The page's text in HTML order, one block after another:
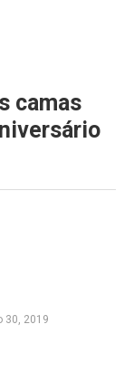
camas
30, 2019